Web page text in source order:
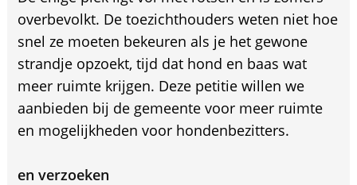
overbevolkt. De toezichthouders weten niet hoe
snel ze moeten bekeuren als je het gewone
strandje opzoekt, tijd dat hond en baas wat
meer ruimte krijgen. Deze petitie willen we
aanbieden bij de gemeente voor meer ruimte
en mogelijkheden voor hondenbezitters.
en verzoeken